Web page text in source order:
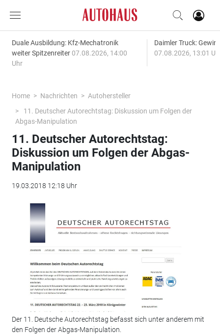
Duale Ausbildung: Kfz-Mechatronik
weiter Spitzenreiter 07.08.2026, 14:00
Uhr
Daimler Truck:
07.08.2026, 13:01
Home Nachrichten
Autohersteller
11. Deutscher Autorechtstag: Diskussion um Folgen der
Abgas-Manipulation
11. Deutscher Autorechtstag:
Diskussion um Folgen der Abgas-
Manipulation
19.03.2018 12:18 Uhr
Der 11. Deutsche Autorechtstag befasst sich unter anderem mit
den Folgen der Abgas-Manipulation.